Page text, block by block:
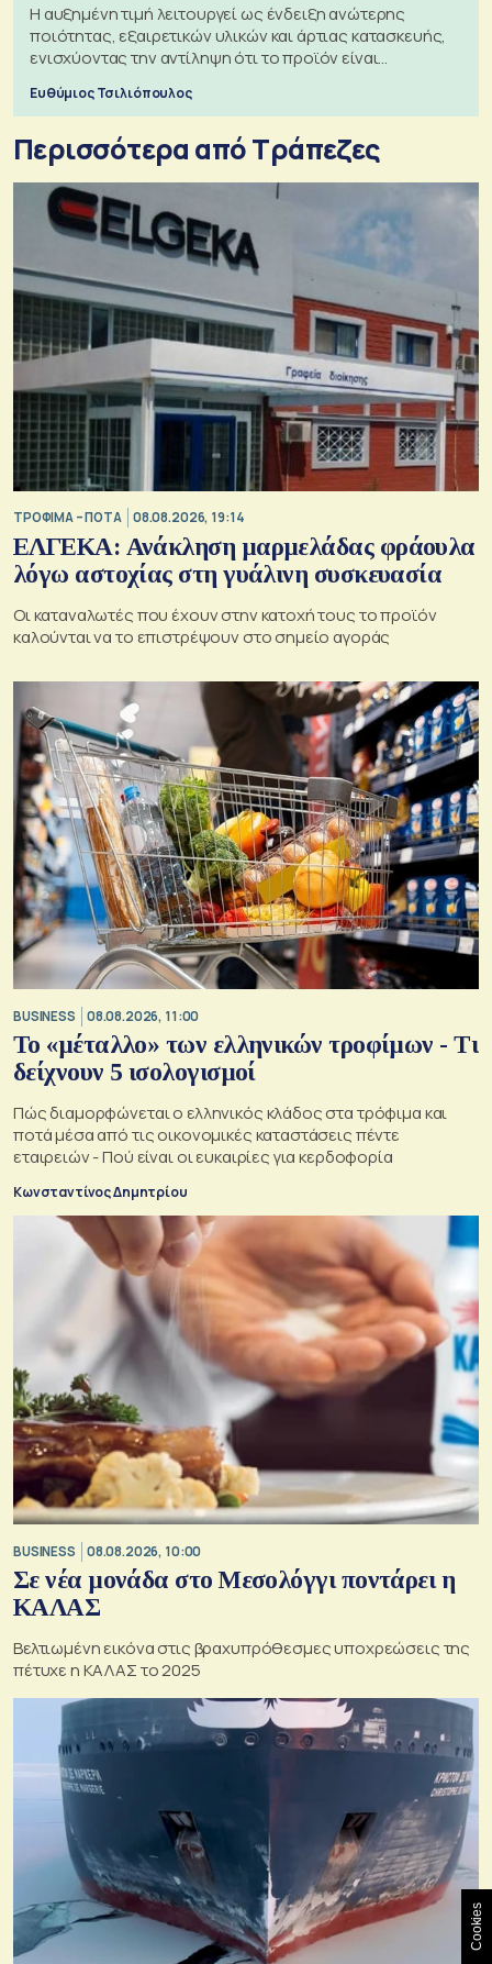
Η αυξημένη τιμή λειτουργεί ως ένδειξη ανώτερης
ποιότητας, εξαιρετικών υλικών και άρτιας κατασκευής,
ενισχύοντας την αντίληψη ότι το προϊόν είναι
Ευθύμιος Τσιλιόπουλος
Περισσότερα από Τράπεζες
ΤΡΟΦΙΜΑ – ΠΟΤΑ 08.08.2026, 19:14
ΕΛΓΕΚΑ: Ανάκληση μαρμελάδας φράουλα
λόγω αστοχίας στη γυάλινη συσκευασία
Οι καταναλωτές που έχουν στην κατοχή τους το προϊόν
καλούνται να το επιστρέψουν στο σημείο αγοράς
BUSINESS 08.08.2026, 11:00
Το «μέταλλο» των ελληνικών τροφίμων - Τι
δείχνουν 5 ισολογισμοί
Πώς διαμορφώνεται ο ελληνικός κλάδος στα τρόφιμα και
ποτά μέσα από τις οικονομικές καταστάσεις πέντε
εταιρειών - Πού είναι οι ευκαιρίες για κερδοφορία
Κωνσταντίνος Δημητρίου
BUSINESS 08.08.2026, 10:00
Σε νέα μονάδα στο Μεσολόγγι ποντάρει η
ΚΑΛΑΣ
Βελτιωμένη εικόνα στις βραχυπρόθεσμες υποχρεώσεις της
πέτυχε η ΚΑΛΑΣ το 2025
Cookies